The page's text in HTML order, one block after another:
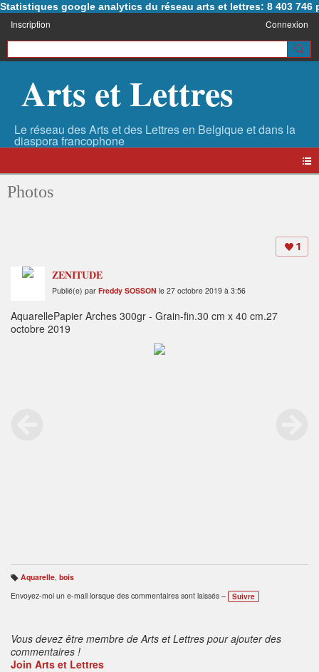
Statistiques google analytics du réseau arts et lettres: 8 403 746
Inscription Connexion
Arts et Lettres
Photos
1
ZENITUDE
Publié(e) par Freddy SOSSON le 27 octobre 2019 à 3:56
AquarellePapier Arches 300gr - Grain-fin.30 cm x 40 cm.27
octobre 2019
B
ali
s
Aquarelle, bois
Envoyez-moi un e-mail lorsque des commentaires sont laissés –
Suivre
Vous devez être membre de Arts et Lettres pour ajouter des
commentaires !
Join Arts et Lettres